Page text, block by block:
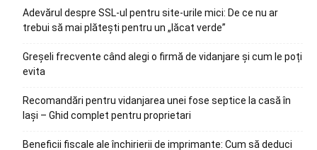
Adevărul despre SSL-ul pentru site-urile mici: De ce nu ar
trebui să mai plătești pentru un „lăcat verde”
Greșeli frecvente când alegi o firmă de vidanjare și cum le poți
evita
Recomandări pentru vidanjarea unei fose septice la casă în
Iași – Ghid complet pentru proprietari
Beneficii fiscale ale închirierii de imprimante: Cum să deduci